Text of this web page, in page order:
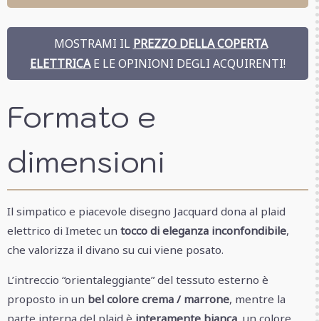
MOSTRAMI IL PREZZO DELLA COPERTA
ELETTRICAE LE OPINIONI DEGLI ACQUIRENTI!
Formato e
dimensioni
Il simpatico e piacevole disegno Jacquard dona al plaid
elettrico di Imetec un tocco di eleganza inconfondibile,
che valorizza il divano su cui viene posato.
L’intreccio “orientaleggiante” del tessuto esterno è
proposto in un bel colore crema / marrone, mentre la
parte interna del plaid è interamente bianca, un colore